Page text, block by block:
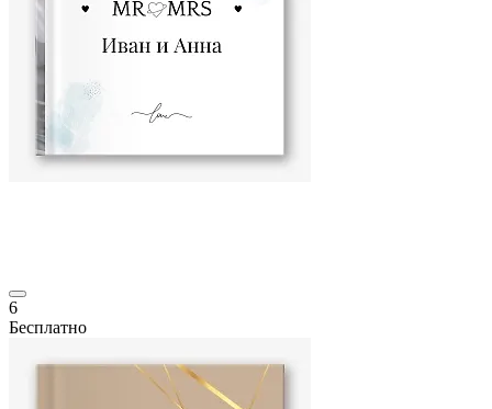
6
Бесплатно